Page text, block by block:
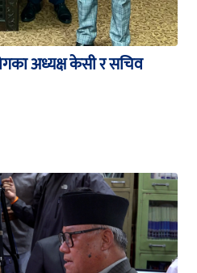
अध्यक्ष केसी र सचिव